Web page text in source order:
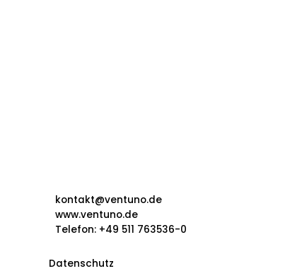
kontakt@ventuno.de
www.ventuno.de
Telefon: +49 511 763536-0
Datenschutz